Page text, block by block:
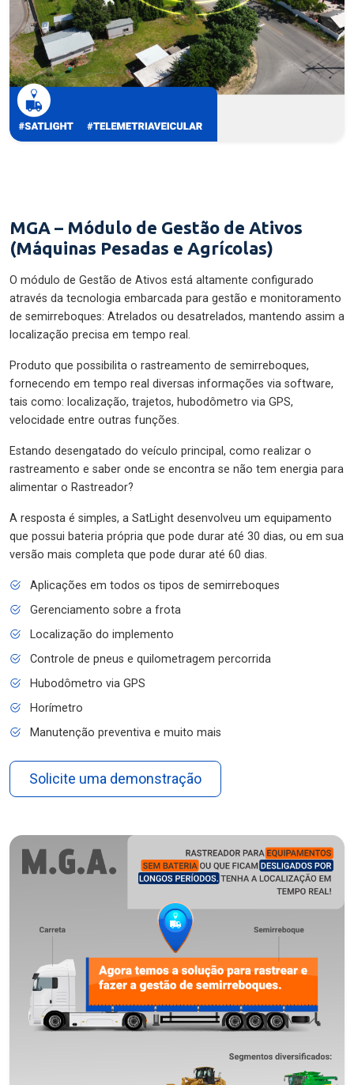
MGA – Módulo de Gestão de Ativos
(Máquinas Pesadas e Agrícolas)
O módulo de Gestão de Ativos está altamente configurado
através da tecnologia embarcada para gestão e monitoramento
de semirreboques: Atrelados ou desatrelados, mantendo assim a
localização precisa em tempo real.
Produto que possibilita o rastreamento de semirreboques,
fornecendo em tempo real diversas informações via software,
tais como: localização, trajetos, hubodômetro via GPS,
velocidade entre outras funções.
Estando desengatado do veículo principal, como realizar o
rastreamento e saber onde se encontra se não tem energia para
alimentar o Rastreador?
A resposta é simples, a SatLight desenvolveu um equipamento
que possui bateria própria que pode durar até 30 dias, ou em sua
versão mais completa que pode durar até 60 dias.
Aplicações em todos os tipos de semirreboques
Gerenciamento sobre a frota
Localização do implemento
Controle de pneus e quilometragem percorrida
Hubodômetro via GPS
Horímetro
Manutenção preventiva e muito mais
Solicite uma demonstração